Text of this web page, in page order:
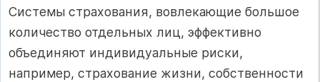
Системы страхования, вовлекающие большое
количество отдельных лиц, эффективно
объединяют индивидуальные риски,
например, страхование жизни, собственности